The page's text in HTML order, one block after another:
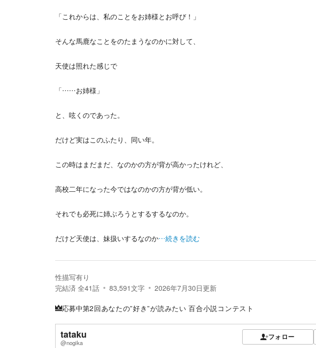
「これからは、私のことをお姉様とお呼び！」
そんな馬鹿なことをのたまうなのかに対して、
天使は照れた感じで
「……お姉様」
と、呟くのであった。
だけど実はこのふたり、同い年。
この時はまだまだ、なのかの方が背が高かったけれど、
高校二年になった今ではなのかの方が背が低い。
それでも必死に姉ぶろうとするするなのか。
だけど天使は、妹扱いするなのか…続きを読む
性描写有り
完結済 全41話 83,591文字 2026年7月30日更新
応募中第2回あなたの”好き”が読みたい 百合小説コンテスト
tataku
@nogika
フォロー